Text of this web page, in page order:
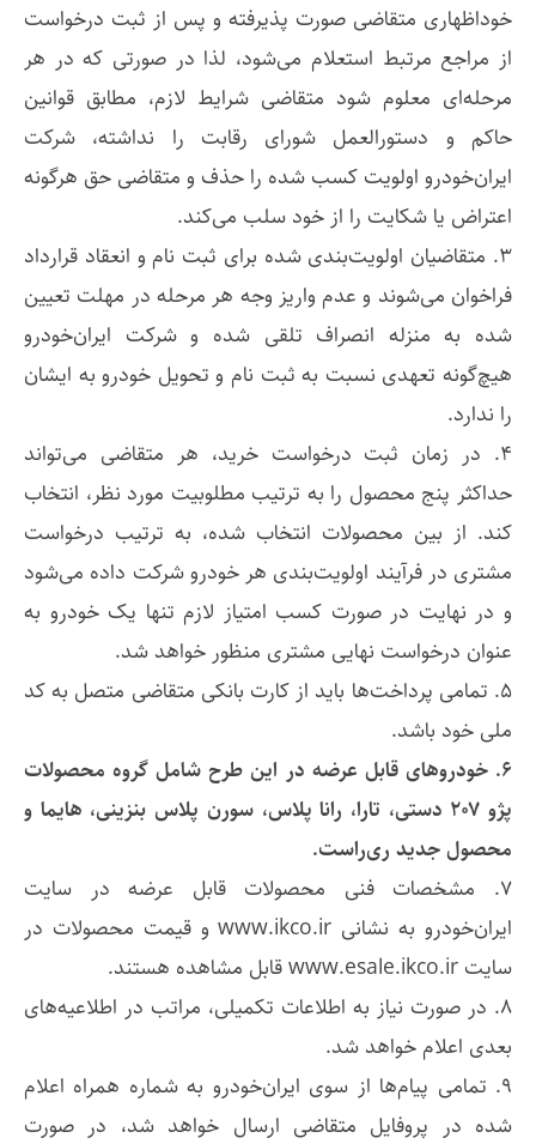
خوداظهاری متقاضی صورت پذیرفته و پس از ثبت درخواست
از مراجع مرتبط استعلام می‌شود، لذا در صورتی که در هر
مرحله‌ای معلوم شود متقاضی شرایط لازم، مطابق قوانین
حاکم و دستورالعمل شورای رقابت را نداشته، شرکت
ایران‌خودرو اولویت کسب شده را حذف و متقاضی حق هرگونه
اعتراض یا شکایت را از خود سلب می‌کند.
۳. متقاضیان اولویت‌بندی شده برای ثبت نام و انعقاد قرارداد
فراخوان می‌شوند و عدم واریز وجه هر مرحله در مهلت تعیین
شده به منزله انصراف تلقی شده و شرکت ایران‌خودرو
هیچ‌گونه تعهدی نسبت به ثبت نام و تحویل خودرو به ایشان
را ندارد.
۴. در زمان ثبت درخواست خرید، هر متقاضی می‌تواند
حداکثر پنج محصول را به ترتیب مطلوبیت مورد نظر، انتخاب
کند. از بین محصولات انتخاب شده، به ترتیب درخواست
مشتری در فرآیند اولویت‌بندی هر خودرو شرکت داده می‌شود
و در نهایت در صورت کسب امتیاز لازم تنها یک خودرو به
عنوان درخواست نهایی مشتری منظور خواهد شد.
۵. تمامی پرداخت‌ها باید از کارت بانکی متقاضی متصل به کد
ملی خود باشد.
۶. خودروهای قابل عرضه در این طرح شامل گروه محصولات
پژو ۲۰۷ دستی، تارا، رانا پلاس، سورن پلاس بنزینی، هایما و
محصول جدید ری‌راست.
۷. مشخصات فنی محصولات قابل عرضه در سایت
ایران‌خودرو به نشانی www.ikco.ir و قیمت محصولات در
سایت www.esale.ikco.ir قابل مشاهده هستند.
۸. در صورت نیاز به اطلاعات تکمیلی، مراتب در اطلاعیه‌های
بعدی اعلام خواهد شد.
۹. تمامی پیام‌ها از سوی ایران‌خودرو به شماره همراه اعلام
شده در پروفایل متقاضی ارسال خواهد شد، در صورت